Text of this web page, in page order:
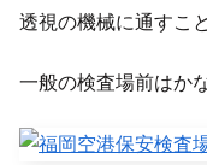
透視の機械に通すこ
一般の検査場前はか